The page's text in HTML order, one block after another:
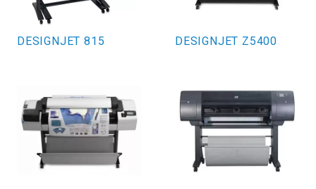
DESIGNJET 815 DESIGNJET Z5400